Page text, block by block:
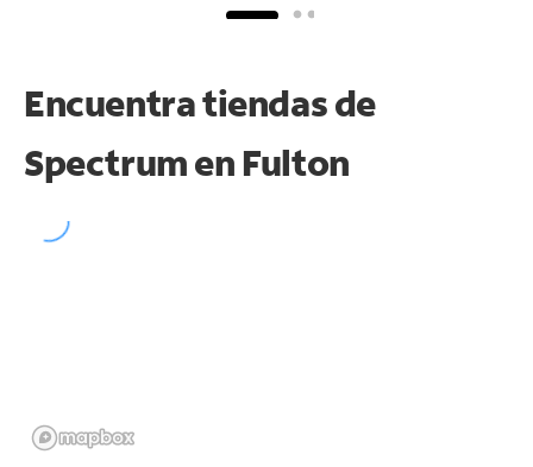
Encuentra tiendas de
Spectrum en Fulton